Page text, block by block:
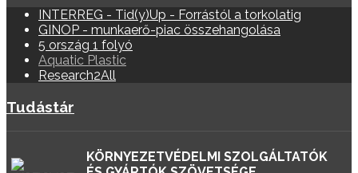
INTERREG - Tid(y)Up - Forrástól a torkolatig
GINOP - munkaerő-piac összehangolása
5 ország 1 folyó
Aquatic Plastic
Research2All
Tudástár
KÖRNYEZETVÉDELMI SZOLGÁLTATÓK